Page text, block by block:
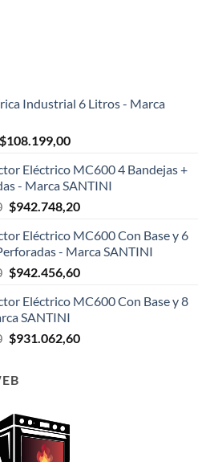
Industrial 6 Litros - Marca
El
$108.199,00El
actual
es:
$108.199,00.
Eléctrico MC600 4 Bandejas +
- Marca SANTINI
El
original
era:
$1.047.498,00.
$942.748,20El
actual
es:
$942.748,20.
Eléctrico MC600 Con Base y 6
- Marca SANTINI
El
original
era:
$1.047.174,00.
$942.456,60El
actual
$942.456,60.
Eléctrico MC600 Con Base y 8
SANTINI
El
era:
$931.062,60El